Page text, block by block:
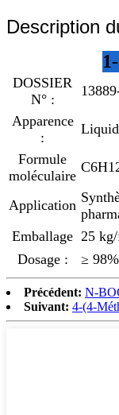
Description
DOSSIER
N° :
Apparence
:
Formule
moléculaire
Application
Emballage 25
Dosage :
≥ 98%
Précédent: N-
Suivant: 4-(4-